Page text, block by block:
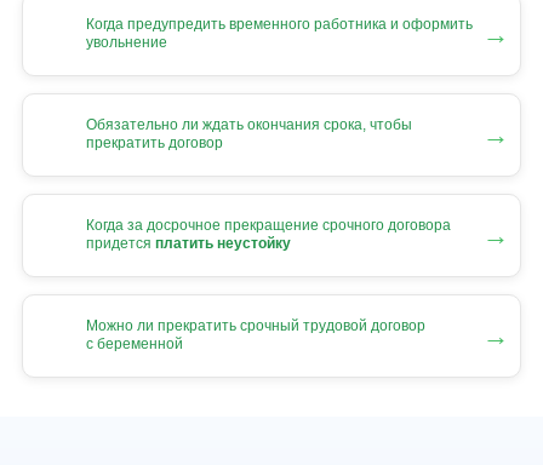
Когда предупредить временного работника и оформить
увольнение
→
Обязательно ли ждать окончания срока, чтобы
прекратить договор
→
Когда за досрочное прекращение срочного договора
придется платить неустойку →
Можно ли прекратить срочный трудовой договор
с беременной
→